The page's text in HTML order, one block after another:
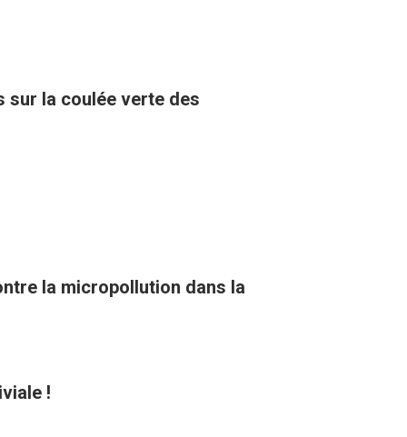
sur la coulée verte des
la micropollution dans la
!